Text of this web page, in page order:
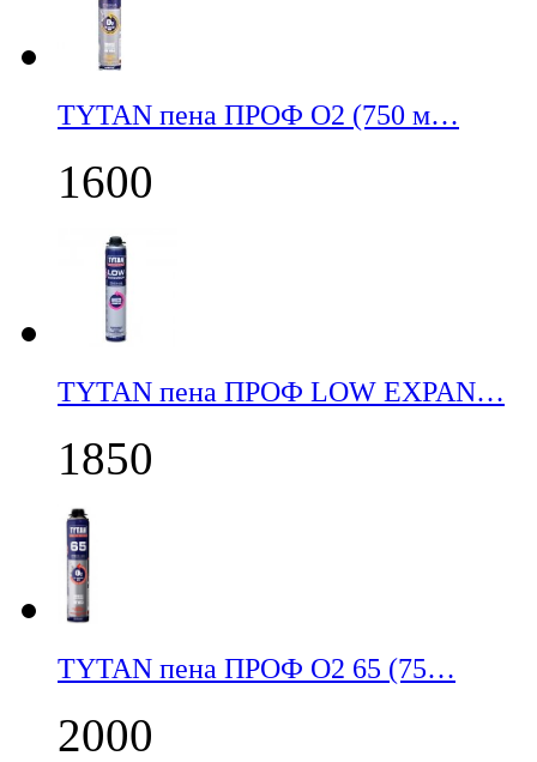
TYTAN пена ПРОФ О2 (750 м…
1600
TYTAN пена ПРОФ LOW EXPAN…
1850
TYTAN пена ПРОФ О2 65 (75…
2000